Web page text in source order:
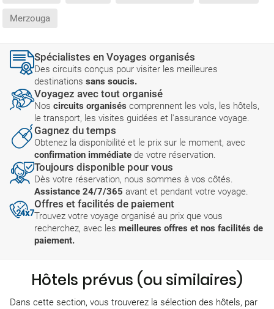
Merzouga
Spécialistes en Voyages organisés
Des circuits conçus pour visiter les meilleures
destinations sans soucis.
Voyagez avec tout organisé
Nos circuits organisés comprennent les vols, les hôtels,
le transport, les visites guidées et l'assurance voyage.
Gagnez du temps
Obtenez la disponibilité et le prix sur le moment, avec
confirmation immédiate de votre réservation.
Toujours disponible pour vous
Dès votre réservation, nous sommes à vos côtés.
Assistance 24/7/365 avant et pendant votre voyage.
Offres et facilités de paiement
Trouvez votre voyage organisé au prix que vous
recherchez, avec les meilleures offres et nos facilités de
paiement.
Hôtels prévus (ou similaires)
Dans cette section, vous trouverez la sélection des hôtels, par